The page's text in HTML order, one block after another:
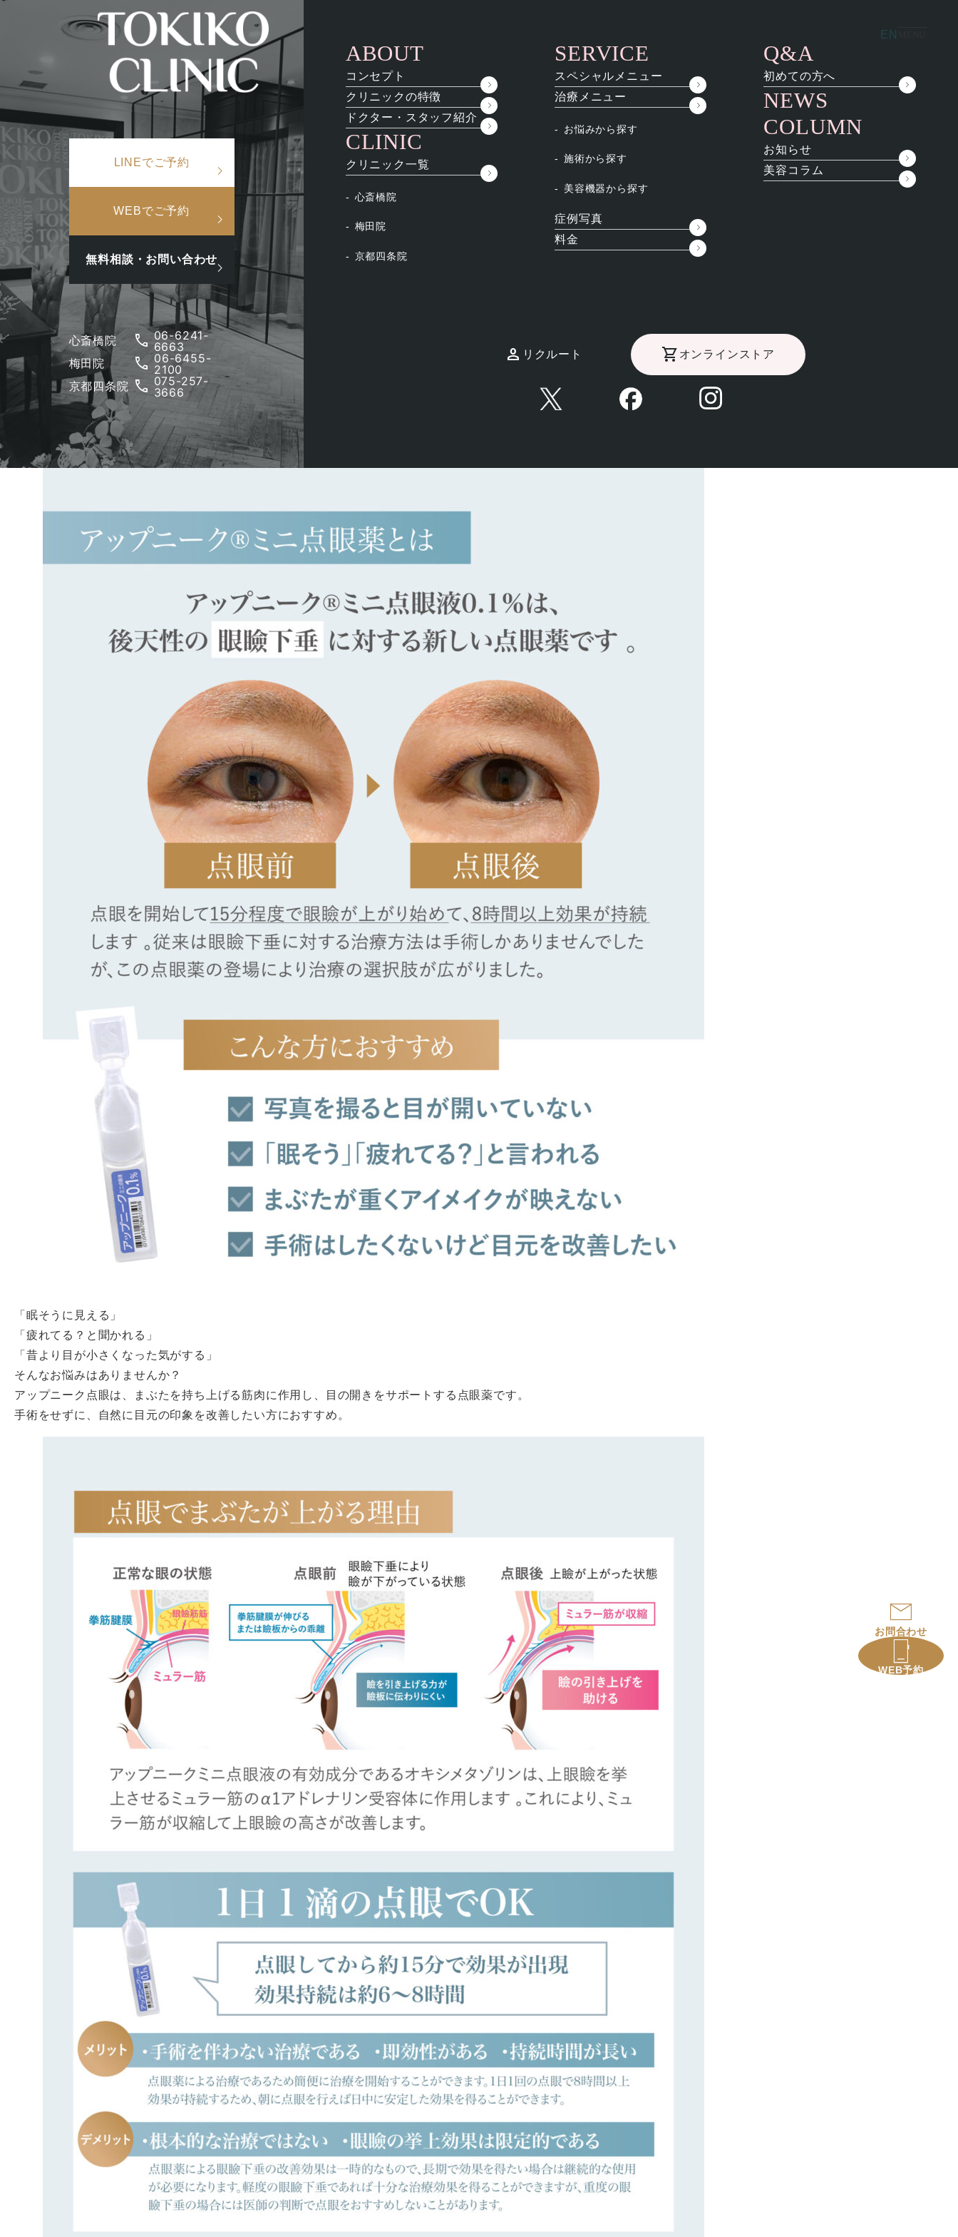
美容皮膚科× 美容内科 EN
LINEでご予約
WEBでご予約
無料相談・お問い合わせ
心斎橋院 phone 06-6241-
6663
梅田院 phone 06-6455-
2100
京都四条院 phone 075-257-
3666
ABOUT
コンセプト
クリニックの特徴
ドクター・スタッフ紹介
CLINIC
クリニック一覧
心斎橋院
梅田院
京都四条院
SERVICE
スペシャルメニュー
治療メニュー
お悩みから探す
施術から探す
美容機器から探す
症例写真
料金
Q&A
初めての方へ
NEWS
COLUMN
お知らせ
美容コラム
リクルート オンラインストア
検索ワード
検
search
人気ワード
#美肌 #インナーケア#アンチエイジング#点滴
閉じる
/お知らせ/ アップニーク®︎点眼取扱開始しました
アップニーク®︎点眼取扱開始しました
2026.06.11
アップニークミニ点眼液0.1％（一般名：オキシメタゾリン塩酸塩点眼液）
は、後天性の眼瞼下垂を改善するための点眼薬です 。
点眼を開始して15分程度で眼瞼が上がり始めて、6~8時間以上効果が持続します。
従来は眼瞼下垂に対する治療方法は手術しかありませんでしが、この点眼薬の登場により治療の選択肢が広がりました。
「眠そうに見える」
「疲れてる？と聞かれる」
「昔より目が小さくなった気がする」
そんなお悩みはありませんか？
アップニーク点眼は、まぶたを持ち上げる筋肉に作用し、目の開きをサポートする点眼薬です。
手術をせずに、自然に目元の印象を改善したい方におすすめ。
お問合わせ
WEB予約